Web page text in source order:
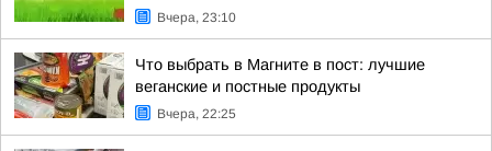
Вчера, 23:10
Что выбрать в Магните в пост: лучшие
веганские и постные продукты
Вчера, 22:25